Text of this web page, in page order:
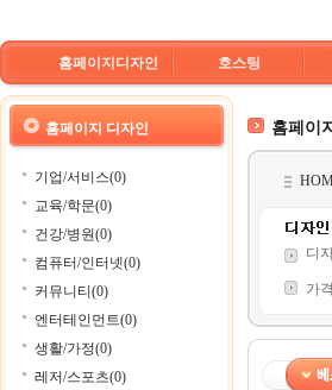
홈페이지디자인 호스팅
홈페이지 디자인
기업/서비스(0)
교육/학문(0)
건강/병원(0)
컴퓨터/인터넷(0)
커뮤니티(0)
엔터테인먼트(0)
생활/가정(0)
레저/스포츠(0)
홈페이
디
가